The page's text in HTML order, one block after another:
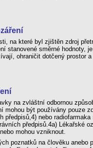
na které byl zjištěn zdroj
stanovené směrné hodnoty,
ohraničit dotčený prostor
na zvláštní odbornou
mohou být používány pouze
předpisů,4) nebo
předpisů.4a) Lékařské
mohou vzniknout.
poznatků na člověku